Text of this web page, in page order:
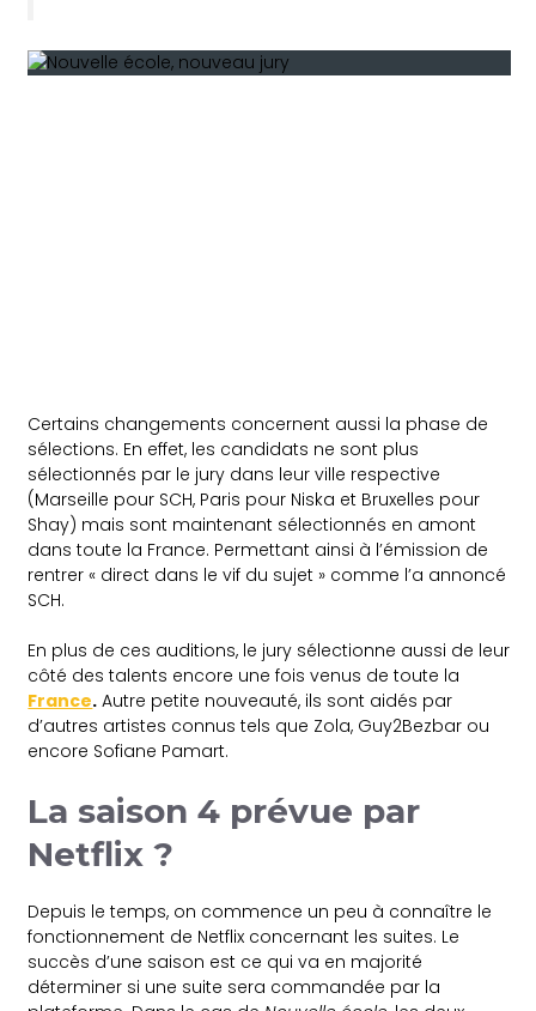
Certains changements concernent aussi la phase de
sélections. En effet, les candidats ne sont plus
sélectionnés par le jury dans leur ville respective
(Marseille pour SCH, Paris pour Niska et Bruxelles pour
Shay) mais sont maintenant sélectionnés en amont
dans toute la France. Permettant ainsi à l’émission de
rentrer « direct dans le vif du sujet » comme l’a annoncé
SCH.
En plus de ces auditions, le jury sélectionne aussi de leur
côté des talents encore une fois venus de toute la
France. Autre petite nouveauté, ils sont aidés par
d’autres artistes connus tels que Zola, Guy2Bezbar ou
encore Sofiane Pamart.
La saison 4 prévue par
Netflix ?
Depuis le temps, on commence un peu à connaître le
fonctionnement de Netflix concernant les suites. Le
succès d’une saison est ce qui va en majorité
déterminer si une suite sera commandée par la